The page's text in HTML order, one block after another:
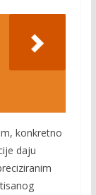
konkretno
daju